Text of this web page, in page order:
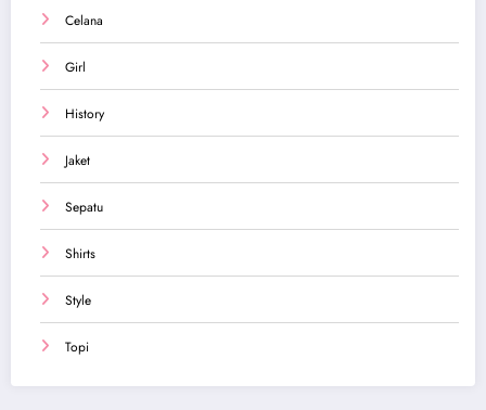
Celana
Girl
History
Jaket
Sepatu
Shirts
Style
Topi